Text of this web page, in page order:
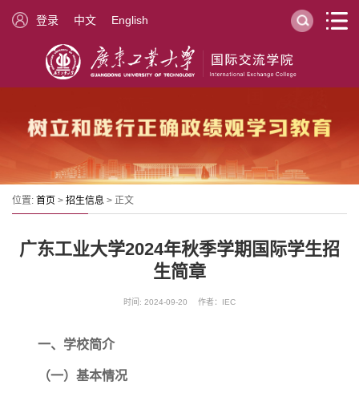
登录 中文 English
位置: 首页 > 招生信息 > 正文
广东工业大学2024年秋季学期国际学生招
生简章
时间: 2024-09-20 作者：IEC
一、学校简介
（一）基本情况